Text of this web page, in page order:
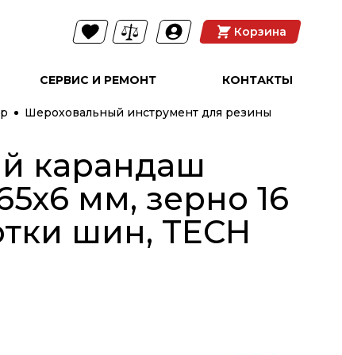
Корзина
СЕРВИС И РЕМОНТ КОНТАКТЫ
Шероховальный инструмент для резины
карандаш
мм, зерно 16
шин, TECH